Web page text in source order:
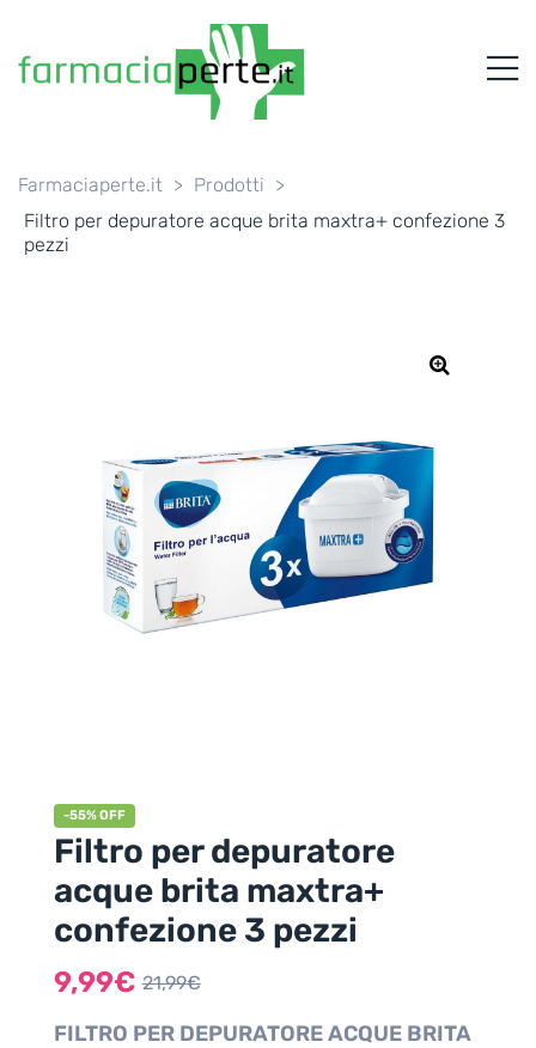
tutelando
Farmaciaperte.it > Prodotti >
Filtro per depuratore acque brita maxtra+ confezione 3
pezzi
-55% OFF
Filtro per depuratore
acque brita maxtra+
confezione 3 pezzi
21,99€
9,99€
FILTRO PER DEPURATORE ACQUE BRITA